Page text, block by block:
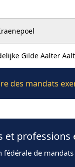
Gilde Aalter
des mandats
professions
fédérale de